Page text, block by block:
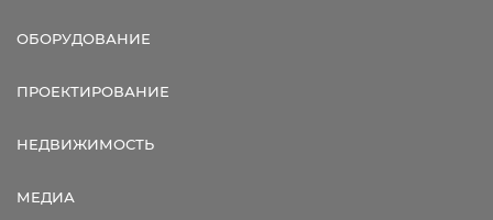
ОБОРУДОВАНИЕ
ПРОЕКТИРОВАНИЕ
НЕДВИЖИМОСТЬ
МЕДИА